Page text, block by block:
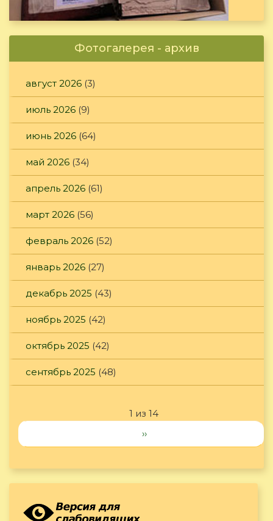
Фотогалерея - архив
август 2026 (3)
июль 2026 (9)
июнь 2026 (64)
май 2026 (34)
апрель 2026 (61)
март 2026 (56)
февраль 2026 (52)
январь 2026 (27)
декабрь 2025 (43)
ноябрь 2025 (42)
октябрь 2025 (42)
сентябрь 2025 (48)
1 из 14
››